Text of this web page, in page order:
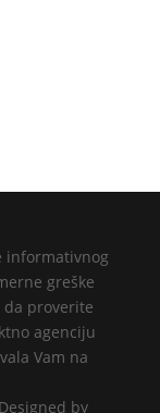
informativnog
greške
proverite
agenciju
Vam na
by